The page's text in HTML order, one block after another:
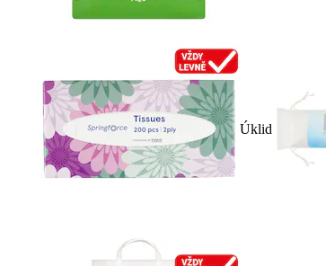
Úklid